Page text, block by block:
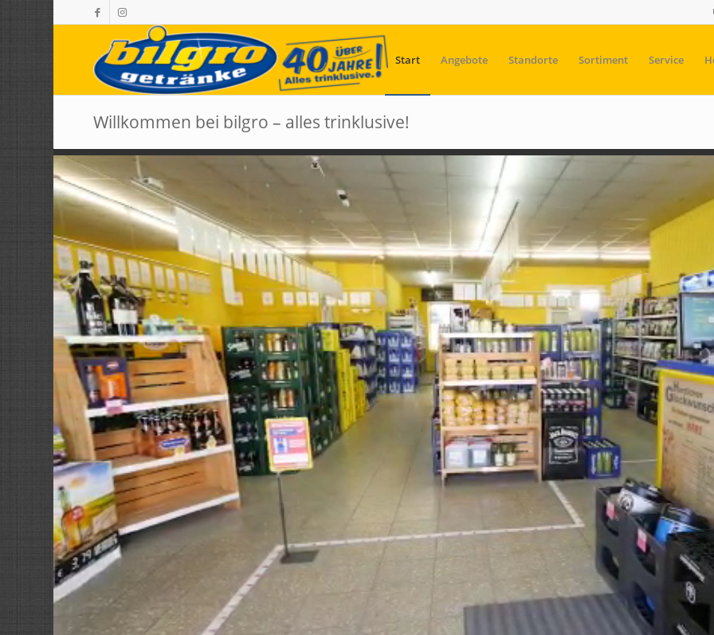
Start Angebote Standorte Sortiment Service
Willkommen bei bilgro – alles trinklusive!